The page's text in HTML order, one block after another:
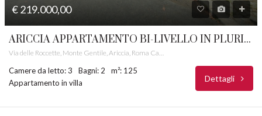
€ 219.000,00
ARICCIA APPARTAMENTO BI-LIVELLO IN PLURIFAMILIARE CASTELLI ROMANI RIF. 26
Via delle Roccette, Monte Gentile, Ariccia, Roma Capitale, Lazio, 00041, Italia
Camere da letto: 3 Bagni: 2
m²: 125
Appartamento in villa
Dettagli